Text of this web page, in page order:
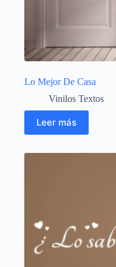
Lo Mejor De Casa
Vinilos Textos
Leer más